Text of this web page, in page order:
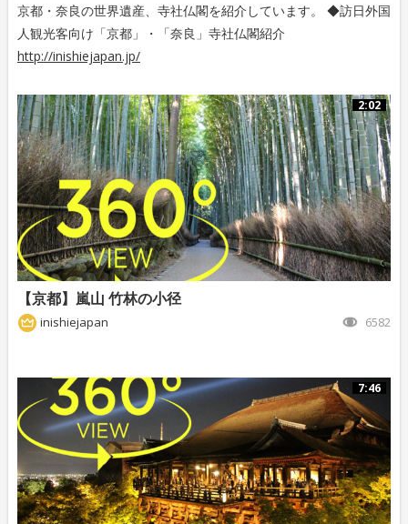
京都・奈良の世界遺産、寺社仏閣を紹介しています。 ◆訪日外国
人観光客向け「京都」・「奈良」寺社仏閣紹介
http://inishiejapan.jp/
2:02
【京都】嵐山 竹林の小径
inishiejapan 6582
7:46